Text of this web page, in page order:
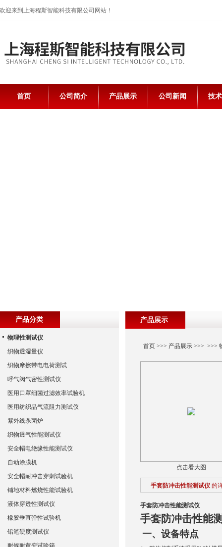
欢迎来到上海程斯智能科技有限公司网站！
首页 公司简介 产品展示 公司新闻 技
产品展示
首页>>> 产品展示>>> >>>
点击看大图
手套防冲击性能测试仪 的
手套防冲击性能测试仪
手套防冲击性能
一、设备特点
产品分类
物理性测试仪
织物透湿量仪
织物摩擦带电电荷测试
呼气阀气密性测试仪
医用口罩细菌过滤效率试验机
医用纺织品气流阻力测试仪
紫外线杀菌炉
织物透气性能测试仪
安全帽电绝缘性能测试仪
自动涂膜机
安全帽耐冲击穿刺试验机
铺地材料燃烧性能试验机
液体穿透性测试仪
橡胶垂直弹性试验机
铅笔硬度测试仪
耐候耐黄变试验箱